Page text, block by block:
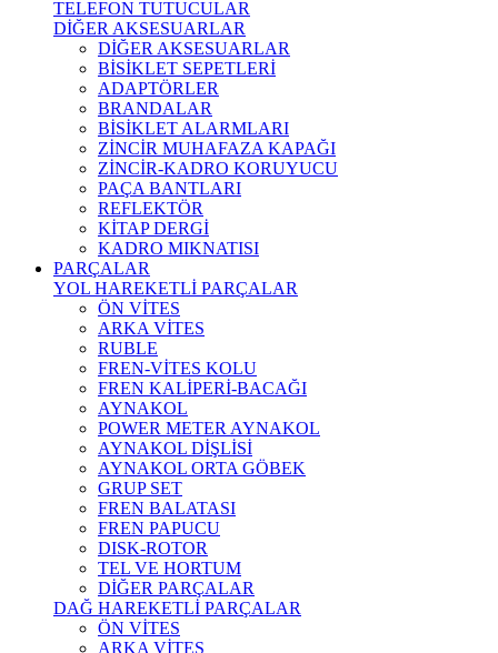
TELEFON TUTUCULAR
DİĞER AKSESUARLAR
DİĞER AKSESUARLAR
BİSİKLET SEPETLERİ
ADAPTÖRLER
BRANDALAR
BİSİKLET ALARMLARI
ZİNCİR MUHAFAZA KAPAĞI
ZİNCİR-KADRO KORUYUCU
PAÇA BANTLARI
REFLEKTÖR
KİTAP DERGİ
KADRO MIKNATISI
PARÇALAR
YOL HAREKETLİ PARÇALAR
ÖN VİTES
ARKA VİTES
RUBLE
FREN-VİTES KOLU
FREN KALİPERİ-BACAĞI
AYNAKOL
POWER METER AYNAKOL
AYNAKOL DİŞLİSİ
AYNAKOL ORTA GÖBEK
GRUP SET
FREN BALATASI
FREN PAPUCU
DISK-ROTOR
TEL VE HORTUM
DİĞER PARÇALAR
DAĞ HAREKETLİ PARÇALAR
ÖN VİTES
ARKA VİTES